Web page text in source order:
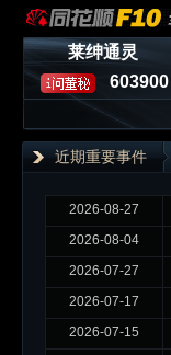
莱绅通灵
603900
近期重要事件
2026-08-27
2026-08-04
2026-07-27
2026-07-17
2026-07-15